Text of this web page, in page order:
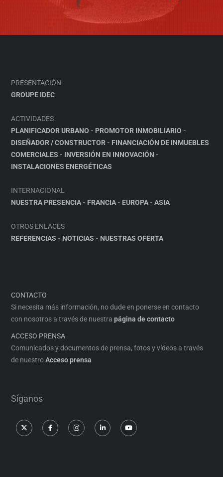
PRESENTACIÓN
GROUPE IDEC
ACTIVIDADES
PLANIFICADOR URBANO - PROMOTOR INMOBILIARIO -
DISEÑADOR / CONSTRUCTOR- FINANCIACIÓN DE INMUEBLES
COMERCIALES - INVERSIÓN EN INNOVACIÓN -
INSTALACIONES ENERGÉTICAS
INTERNACIONAL
NUESTRA PRESENCIA- FRANCIA- EUROPA-ASIA
OTROS ENLACES
REFERENCIAS - NOTICIAS - NUESTRAS OFERTA
CONTACTO
Si necesita más información, no dude en ponerse en contacto
con nosotros a través de nuestrapágina de contacto
ACCESO PRENSA
Comunicados y documentos de prensa, fotos y vídeos a través
de nuestroAcceso prensa
Síganos